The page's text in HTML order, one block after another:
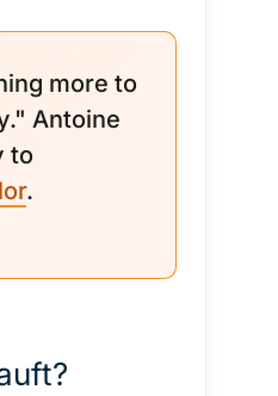
more to
Antoine
to
.